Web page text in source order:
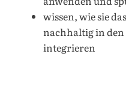
wissen, wie sie
nachhaltig in
integrieren